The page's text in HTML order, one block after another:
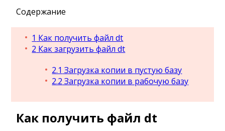
Содержание
1 Как получить файл dt
2 Как загрузить файл dt
2.1 Загрузка копии в пустую базу
2.2 Загрузка копии в рабочую базу
Как получить файл dt